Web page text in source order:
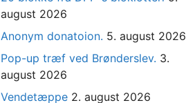
august 2026
Anonym donatoion. 5. august 2026
Pop-up træf ved Brønderslev. 3.
august 2026
Vendetæppe 2. august 2026